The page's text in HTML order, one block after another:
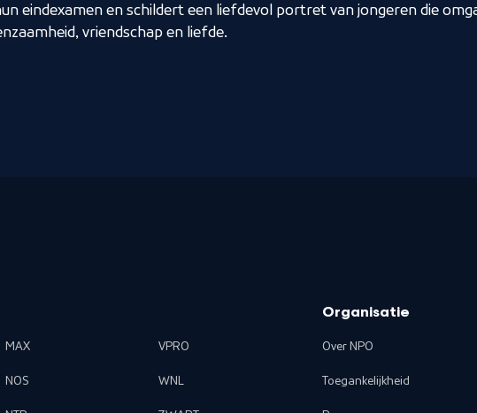
eindexamen en schildert een liefdevol portret van jongeren die
vriendschap en liefde.
MAX
NOS
VPRO
WNL
Organisatie
Over NPO
Toegankelijkheid